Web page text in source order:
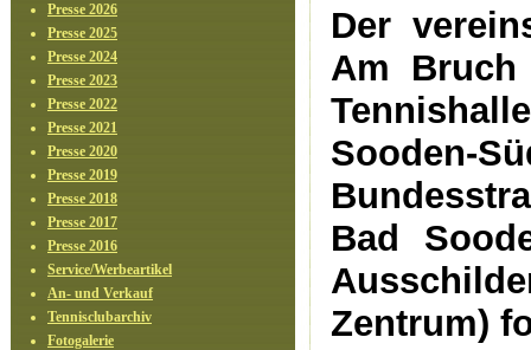
Presse 2026
Presse 2025
Presse 2024
Presse 2023
Presse 2022
Presse 2021
Presse 2020
Presse 2019
Presse 2018
Presse 2017
Presse 2016
Service/Werbeartikel
An- und Verkauf
Tennisclubarchiv
Fotogalerie
Der
Am
Bad
Zentrum)